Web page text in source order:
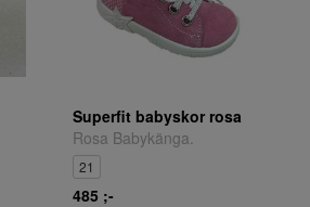
Superfit babyskor rosa
Rosa Babykänga.
21
485 ;-